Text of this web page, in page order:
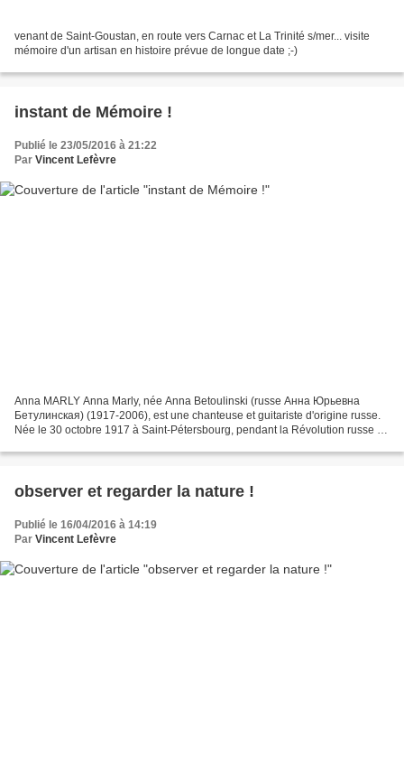
venant de Saint-Goustan, en route vers Carnac et La Trinité s/mer... visite
mémoire d'un artisan en histoire prévue de longue date ;-)
instant de Mémoire !
Publié le 23/05/2016 à 21:22
Par Vincent Lefèvre
Anna MARLY Anna Marly, née Anna Betoulinski (russe Анна Юрьевна
Бетулинская) (1917-2006), est une chanteuse et guitariste d'origine russe.
Née le 30 octobre 1917 à Saint-Pétersbourg, pendant la Révolution russe au
observer et regarder la nature !
Publié le 16/04/2016 à 14:19
Par Vincent Lefèvre